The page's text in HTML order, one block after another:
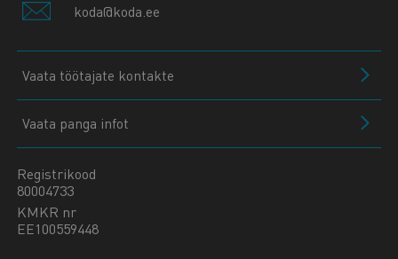
koda@koda.ee
Vaata töötajate kontakte
Vaata panga infot
Registrikood
80004733
KMKR nr
EE100559448